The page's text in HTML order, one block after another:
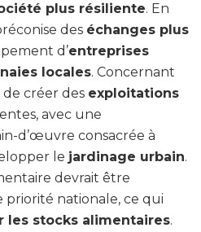
plus résiliente. En
des échanges plus
d’entreprises
locales. Concernant
de créer des exploitations
avec une
d’œuvre consacrée à
le jardinage urbain.
devrait être
nationale, ce qui
les stocks alimentaires.